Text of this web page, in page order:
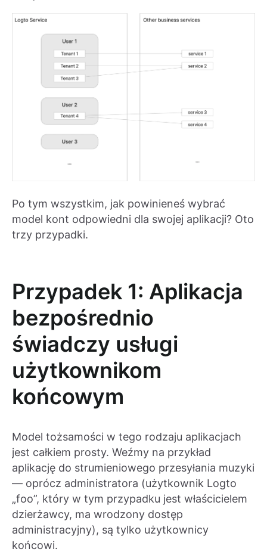
Po tym wszystkim, jak powinieneś wybrać
model kont odpowiedni dla swojej aplikacji? Oto
trzy przypadki.
Przypadek 1: Aplikacja
bezpośrednio
świadczy usługi
użytkownikom
końcowym
Model tożsamości w tego rodzaju aplikacjach
jest całkiem prosty. Weźmy na przykład
aplikację do strumieniowego przesyłania muzyki
— oprócz administratora (użytkownik Logto
„foo”, który w tym przypadku jest właścicielem
dzierżawcy, ma wrodzony dostęp
administracyjny), są tylko użytkownicy
końcowi.